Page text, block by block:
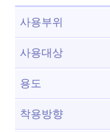
사용부위
사용대상
용도
착용방향